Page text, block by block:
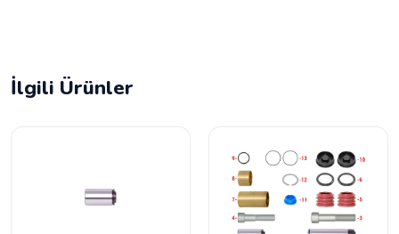
İlgili Ürünler